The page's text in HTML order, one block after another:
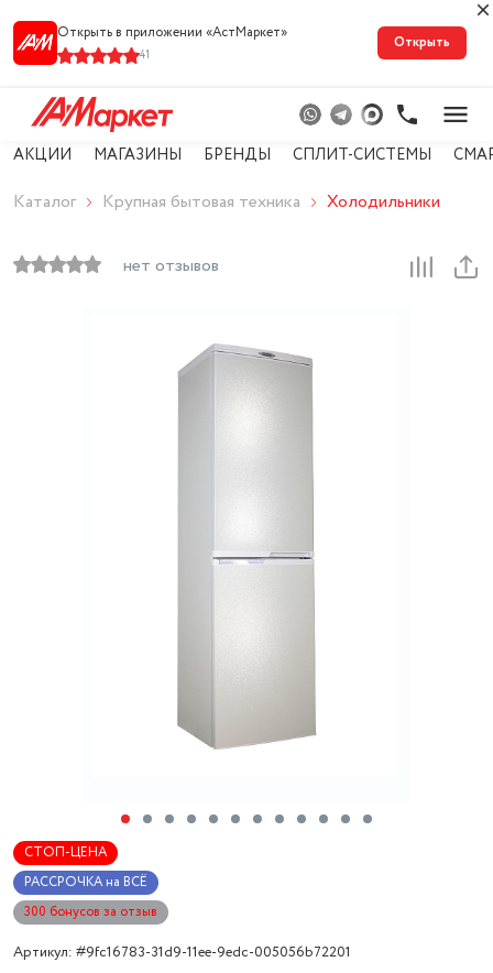
Открыть в приложении «АстМарке‪т‬»
41
Открыть
АКЦИИ МАГАЗИНЫ БРЕНДЫ СПЛИТ-СИСТЕМЫ
Каталог Крупная бытовая техника Холодильники
нет отзывов
СТОП-ЦЕНА
РАССРОЧКА на ВСЁ
300 бонусов за отзыв
Артикул: #9fc16783-31d9-11ee-9edc-005056b72201